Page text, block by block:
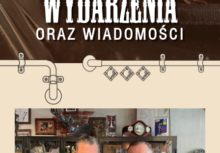
Wydarzenia
ORAZ WIADOMOŚCI